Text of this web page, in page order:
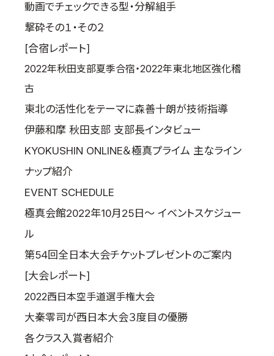
動画でチェックできる型・分解組手
撃砕その１・その２
[合宿レポート]
2022年秋田支部夏季合宿・2022年東北地区強化稽
古
東北の活性化をテーマに森善十朗が技術指導
伊藤和摩 秋田支部 支部長インタビュー
KYOKUSHIN ONLINE＆極真プライム 主なライン
ナップ紹介
EVENT SCHEDULE
極真会館2022年10月25日～ イベントスケジュー
ル
第54回全日本大会チケットプレゼントのご案内
[大会レポート]
2022西日本空手道選手権大会
大秦零司が西日本大会３度目の優勝
各クラス入賞者紹介